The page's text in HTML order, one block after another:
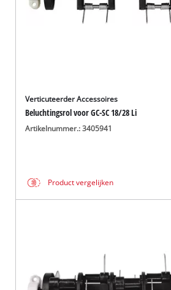
Verticuteerder Accessoires
Beluchtingsrol voor GC-SC 18/28 Li
Artikelnummer.: 3405941
Product vergelijken